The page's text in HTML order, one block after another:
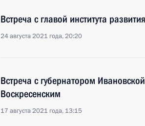
Встреча с главой института
24 августа 2021 года, 20:20
Встреча с губернатором
Воскресенским
17 августа 2021 года, 13:15